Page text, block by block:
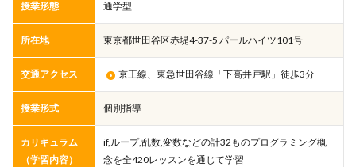
授業形態 通学型
所在地 東京都世田谷区赤堤4-37-5 パールハイツ101号
交通アクセス 京王線、東急世田谷線「下高井戸駅」徒歩3分
授業形式 個別指導
カリキュラム
（学習内容）
if,ループ,乱数,変数などの計32ものプログラミング概
念を全420レッスンを通じて学習